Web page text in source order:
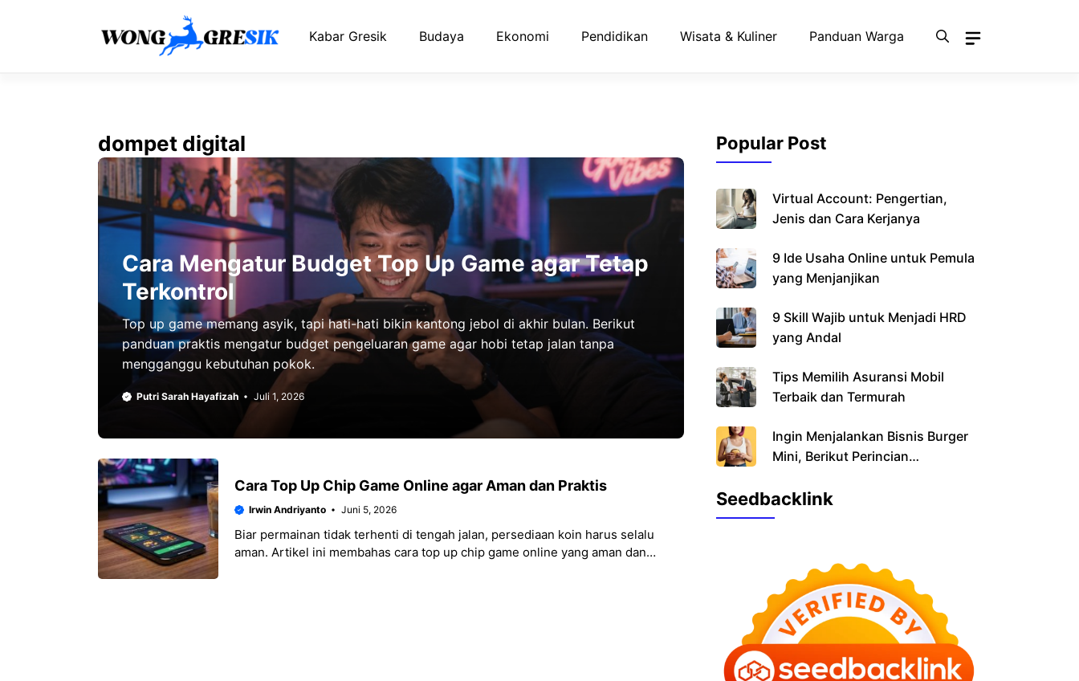
Kabar Gresik Budaya Ekonomi Pendidikan Wisata & Kuliner Panduan Warga
dompet digital
Cara Mengatur Budget Top Up Game agar Tetap
Terkontrol
Top up game memang asyik, tapi hati-hati bikin kantong jebol di akhir bulan. Berikut
panduan praktis mengatur budget pengeluaran game agar hobi tetap jalan tanpa
mengganggu kebutuhan pokok.
Putri Sarah Hayafizah Juli 1, 2026
Cara Top Up Chip Game Online agar Aman dan Praktis
Irwin Andriyanto Juni 5, 2026
Biar permainan tidak terhenti di tengah jalan, persediaan koin harus selalu
aman. Artikel ini membahas cara top up chip game online yang aman dan
Popular Post
Virtual Account: Pengertian,
Jenis dan Cara Kerjanya
9 Ide Usaha Online untuk Pemula
yang Menjanjikan
9 Skill Wajib untuk Menjadi HRD
yang Andal
Tips Memilih Asuransi Mobil
Terbaik dan Termurah
Ingin Menjalankan Bisnis Burger
Mini, Berikut Perincian
Seedbacklink